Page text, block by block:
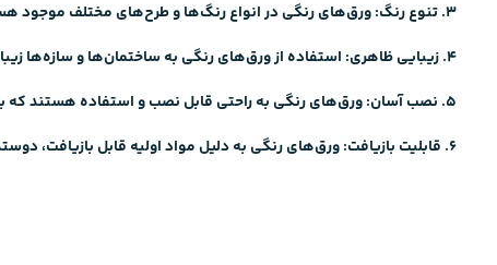
3. تنوع رنگ: ورق‌های رنگی در انواع رنگ‌ها و طرح‌های مختلف موجود هستند که به کاربران امکان انتخاب بیشتر و هماهنگی با طراحی مورد نظر را می‌دهند.
4. زیبایی ظاهری: استفاده از ورق‌های رنگی به ساختمان‌ها و سازه‌ها زیبایی و جذابیت بیشتری می‌بخشد.
5. نصب آسان: ورق‌های رنگی به راحتی قابل نصب و استفاده هستند که باعث افزایش سرعت و بهره‌وری در پروژه‌های ساختمانی می‌شود.
6. قابلیت بازیافت: ورق‌های رنگی به دلیل مواد اولیه قابل بازیافت، دوستدار محیط زیست هستند و می‌توانند مجدداً مورد استفاده قرار گیرند.